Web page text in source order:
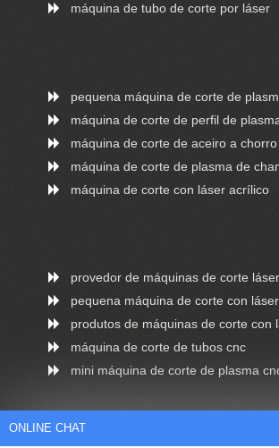
máquina de tubo de corte por láser
pequena máquina de corte de
máquina de corte de perfil de
máquina de corte de aceiro a
máquina de corte de plasma de
máquina de corte con láser acrílico
provedor de máquinas de corte láser
pequena máquina de corte con
produtos de máquinas de corte con
máquina de corte de tubos cnc
mini máquina de corte de plasma
ONLINE CHAT